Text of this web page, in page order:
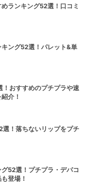
ランキング52選！口コミ
ング52選！パレット&単
おすすめのプチプラや速
介！
！落ちないリップをプチ
52選！プチプラ・デパコ
登場！